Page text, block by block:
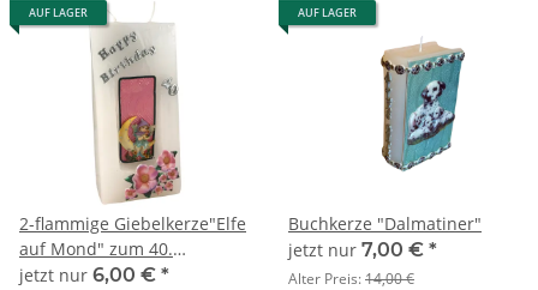
AUF LAGER
2-flammige Giebelkerze"Elfe
auf Mond" zum 40.
Geburtstag
jetzt nur 6,00 € *
AUF LAGER
Buchkerze "Dalmatiner"
jetzt nur 7,00 € *
Alter Preis:14,00 €